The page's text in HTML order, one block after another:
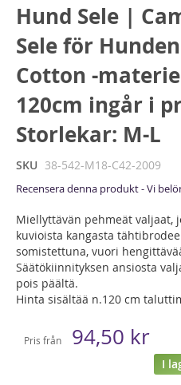
Hund Sele |
Sele för
Cotton -
120cm ingår i
Storlekar: M-L
SKU 38-542-M18-C42-2009
Recensera denna produkt - Vi
Miellyttävän pehmeät valjaat,
kuvioista kangasta
somistettuna, vuori
Säätökiinnityksen ansiosta
pois päältä.
Hinta sisältää n.120 cm
Pris från 94,50 kr
I
Hoppa
till
början
av
bildgalleriet